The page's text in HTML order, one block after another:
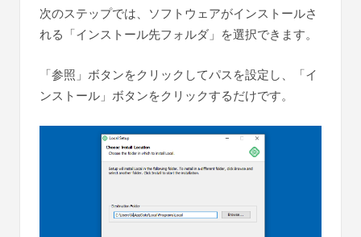
次のステップでは、ソフトウェアがインストールさ
れる「インストール先フォルダ」を選択できます。
「参照」ボタンをクリックしてパスを設定し、「イ
ンストール」ボタンをクリックするだけです。